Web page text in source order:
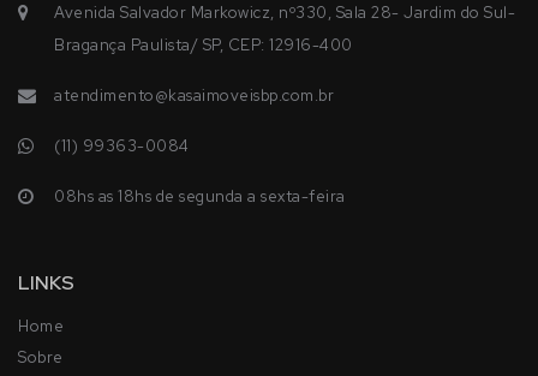
Avenida Salvador Markowicz, nº330, Sala 28- Jardim do Sul-
Bragança Paulista/ SP, CEP: 12916-400
atendimento@kasaimoveisbp.com.br
(11) 99363-0084
08hs as 18hs de segunda a sexta-feira
LINKS
Home
Sobre